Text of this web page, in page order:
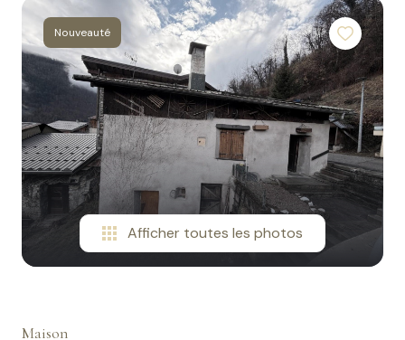
Nouveauté
Afficher toutes les photos
Maison